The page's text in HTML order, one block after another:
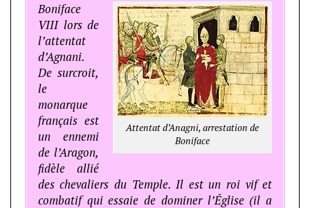
Attentat d’Anagni, arrestation de
Boniface
Boniface
VIII lors de
l’attentat
d’Agnani.
De surcroit,
le
monarque
français est
un ennemi
de l’Aragon,
fidèle allié
des chevaliers du Temple. Il est un roi vif et
combatif qui essaie de dominer l’Église (il a